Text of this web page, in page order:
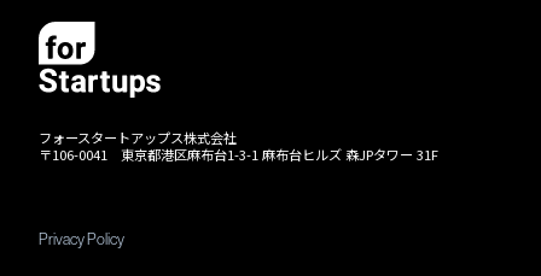
フォースタートアップス株式会社
〒106-0041 東京都港区麻布台1-3-1 麻布台ヒルズ 森JPタワー 31F
Privacy Policy